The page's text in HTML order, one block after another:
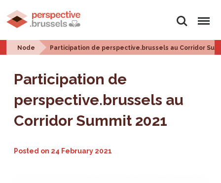
Search Menu
Node Participation de perspective.brussels au Corridor
Participation de
perspective.brussels au
Corridor Summit 2021
Posted on 24 February 2021